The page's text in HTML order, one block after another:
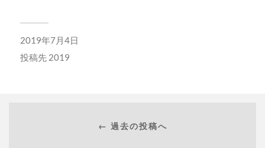
2019年7月4日
投稿先 2019
← 過去の投稿へ